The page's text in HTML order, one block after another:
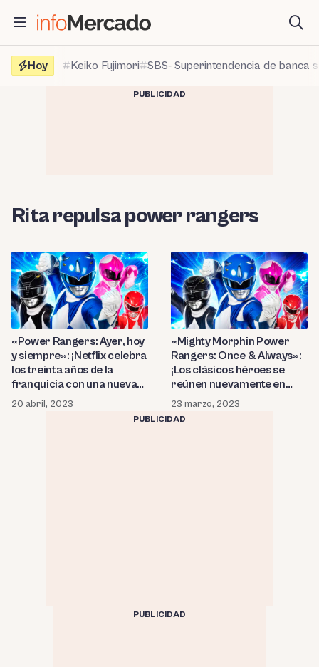
contenido
Hoy
Keiko Fujimori SBS- Superintendencia de banca
PUBLICIDAD
Rita repulsa power rangers
«Power Rangers: Ayer, hoy
y siempre»: ¡Netflix celebra
los treinta años de la
franquicia con una nueva
película! ¿Cuáles fueron las
opiniones de los críticos?
20 abril, 2023
«Mighty Morphin Power
Rangers: Once & Always»:
¡Los clásicos héroes se
reúnen nuevamente en
Netflix! ¿Quién será el
nuevo villano al que se
23 marzo, 2023
PUBLICIDAD
PUBLICIDAD